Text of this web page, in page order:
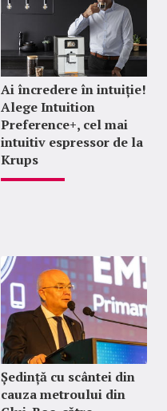
Ai încredere în intuiție!
Alege Intuition
Preference+, cel mai
intuitiv espressor de la
Krups
Ședință cu scântei din
cauza metroului din